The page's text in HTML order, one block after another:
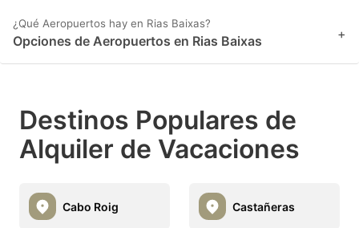
¿Qué Aeropuertos hay en Rias Baixas?
Opciones de Aeropuertos en Rias Baixas +
Destinos Populares de
Alquiler de Vacaciones
Cabo Roig Castañeras